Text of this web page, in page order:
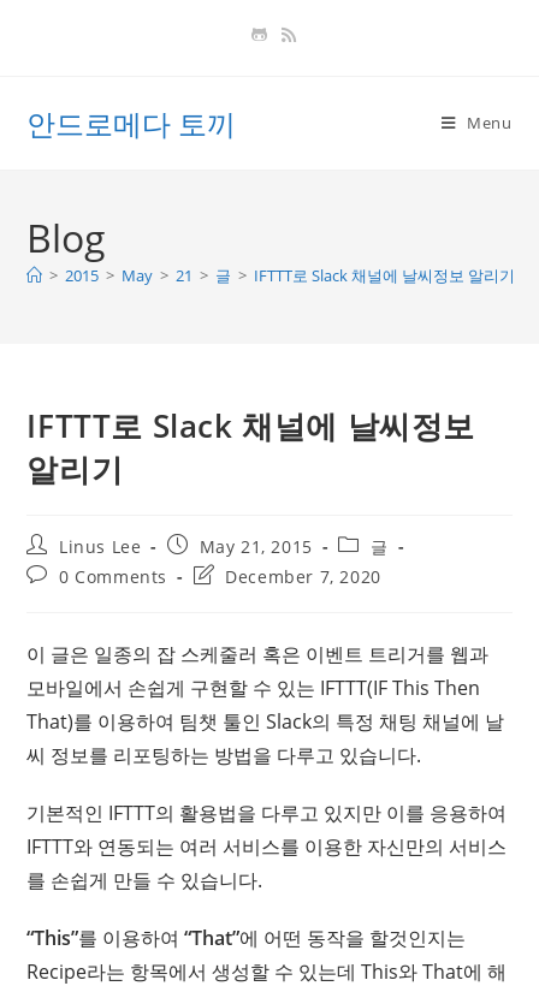
안드로메다 토끼 Menu
Blog
> 2015 > May > 21 > 글 > IFTTT로 Slack 채널에 날씨정보 알리기
IFTTT로 Slack 채널에 날씨정보
알리기
Post
author:
Linus Lee
Post
published:
May 21, 2015
Post
category:
글
Post0 Comments
PostDecember 7, 2020
이 글은 일종의 잡 스케줄러 혹은 이벤트 트리거를 웹과
모바일에서 손쉽게 구현할 수 있는 IFTTT(IF This Then
That)를 이용하여 팀챗 툴인 Slack의 특정 채팅 채널에 날
씨 정보를 리포팅하는 방법을 다루고 있습니다.
기본적인 IFTTT의 활용법을 다루고 있지만 이를 응용하여
IFTTT와 연동되는 여러 서비스를 이용한 자신만의 서비스
를 손쉽게 만들 수 있습니다.
“This”를 이용하여“That”에 어떤 동작을 할것인지는
Recipe라는 항목에서 생성할 수 있는데 This와 That에 해